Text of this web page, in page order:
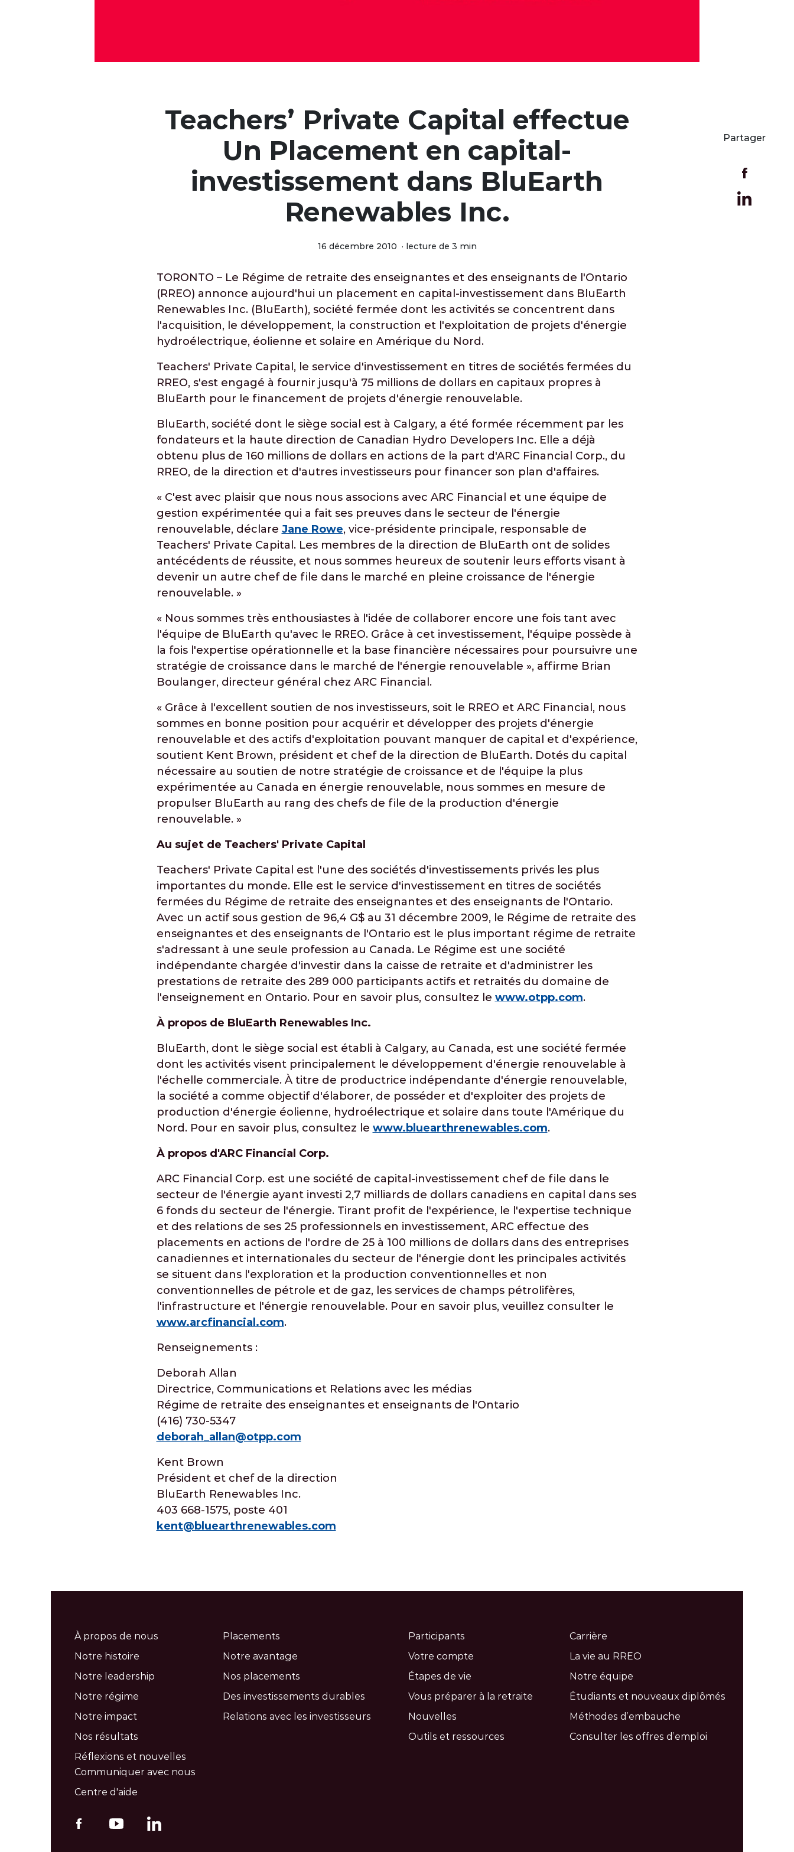
Teachers’ Private Capital effectue
Un Placement en capital-
investissement dans BluEarth
Renewables Inc.
16 décembre 2010 · lecture de 3 min
TORONTO – Le Régime de retraite des enseignantes et des enseignants de l'Ontario
(RREO) annonce aujourd'hui un placement en capital-investissement dans BluEarth
Renewables Inc. (BluEarth), société fermée dont les activités se concentrent dans
l'acquisition, le développement, la construction et l'exploitation de projets d'énergie
hydroélectrique, éolienne et solaire en Amérique du Nord.
Teachers' Private Capital, le service d'investissement en titres de sociétés fermées du
RREO, s'est engagé à fournir jusqu'à 75 millions de dollars en capitaux propres à
BluEarth pour le financement de projets d'énergie renouvelable.
BluEarth, société dont le siège social est à Calgary, a été formée récemment par les
fondateurs et la haute direction de Canadian Hydro Developers Inc. Elle a déjà
obtenu plus de 160 millions de dollars en actions de la part d'ARC Financial Corp., du
RREO, de la direction et d'autres investisseurs pour financer son plan d'affaires.
« C'est avec plaisir que nous nous associons avec ARC Financial et une équipe de
gestion expérimentée qui a fait ses preuves dans le secteur de l'énergie
renouvelable, déclare Jane Rowe, vice-présidente principale, responsable de
Teachers' Private Capital. Les membres de la direction de BluEarth ont de solides
antécédents de réussite, et nous sommes heureux de soutenir leurs efforts visant à
devenir un autre chef de file dans le marché en pleine croissance de l'énergie
renouvelable. »
« Nous sommes très enthousiastes à l'idée de collaborer encore une fois tant avec
l'équipe de BluEarth qu'avec le RREO. Grâce à cet investissement, l'équipe possède à
la fois l'expertise opérationnelle et la base financière nécessaires pour poursuivre une
stratégie de croissance dans le marché de l'énergie renouvelable », affirme Brian
Boulanger, directeur général chez ARC Financial.
« Grâce à l'excellent soutien de nos investisseurs, soit le RREO et ARC Financial, nous
sommes en bonne position pour acquérir et développer des projets d'énergie
renouvelable et des actifs d'exploitation pouvant manquer de capital et d'expérience,
soutient Kent Brown, président et chef de la direction de BluEarth. Dotés du capital
nécessaire au soutien de notre stratégie de croissance et de l'équipe la plus
expérimentée au Canada en énergie renouvelable, nous sommes en mesure de
propulser BluEarth au rang des chefs de file de la production d'énergie
renouvelable. »
Au sujet de Teachers' Private Capital
Teachers' Private Capital est l'une des sociétés d'investissements privés les plus
importantes du monde. Elle est le service d'investissement en titres de sociétés
fermées du Régime de retraite des enseignantes et des enseignants de l'Ontario.
Avec un actif sous gestion de 96,4 G$ au 31 décembre 2009, le Régime de retraite des
enseignantes et des enseignants de l'Ontario est le plus important régime de retraite
s'adressant à une seule profession au Canada. Le Régime est une société
indépendante chargée d'investir dans la caisse de retraite et d'administrer les
prestations de retraite des 289 000 participants actifs et retraités du domaine de
l'enseignement en Ontario. Pour en savoir plus, consultez le www.otpp.com.
À propos de BluEarth Renewables Inc.
BluEarth, dont le siège social est établi à Calgary, au Canada, est une société fermée
dont les activités visent principalement le développement d'énergie renouvelable à
l'échelle commerciale. À titre de productrice indépendante d'énergie renouvelable,
la société a comme objectif d'élaborer, de posséder et d'exploiter des projets de
production d'énergie éolienne, hydroélectrique et solaire dans toute l'Amérique du
Nord. Pour en savoir plus, consultez le www.bluearthrenewables.com.
À propos d'ARC Financial Corp.
ARC Financial Corp. est une société de capital-investissement chef de file dans le
secteur de l'énergie ayant investi 2,7 milliards de dollars canadiens en capital dans ses
6 fonds du secteur de l'énergie. Tirant profit de l'expérience, le l'expertise technique
et des relations de ses 25 professionnels en investissement, ARC effectue des
placements en actions de l'ordre de 25 à 100 millions de dollars dans des entreprises
canadiennes et internationales du secteur de l'énergie dont les principales activités
se situent dans l'exploration et la production conventionnelles et non
conventionnelles de pétrole et de gaz, les services de champs pétrolifères,
l'infrastructure et l'énergie renouvelable. Pour en savoir plus, veuillez consulter le
www.arcfinancial.com.
Renseignements :
Deborah Allan
Directrice, Communications et Relations avec les médias
Régime de retraite des enseignantes et enseignants de l'Ontario
(416) 730-5347
deborah_allan@otpp.com
Kent Brown
Président et chef de la direction
BluEarth Renewables Inc.
403 668-1575, poste 401
kent@bluearthrenewables.com
Partager
À propos de nous
Notre histoire
Notre leadership
Notre régime
Notre impact
Nos résultats
Réflexions et nouvelles
Placements
Notre avantage
Nos placements
Des investissements durables
Relations avec les investisseurs
Participants
Votre compte
Étapes de vie
Vous préparer à la retraite
Nouvelles
Outils et ressources
Carrière
La vie au RREO
Notre équipe
Étudiants et nouveaux diplômés
Méthodes d’embauche
Consulter les offres d’emploi
Communiquer avec nous
Centre d'aide